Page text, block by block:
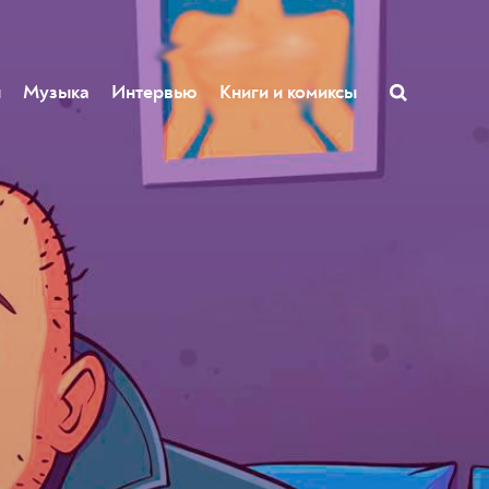
Музыка Интервью Книги и комиксы